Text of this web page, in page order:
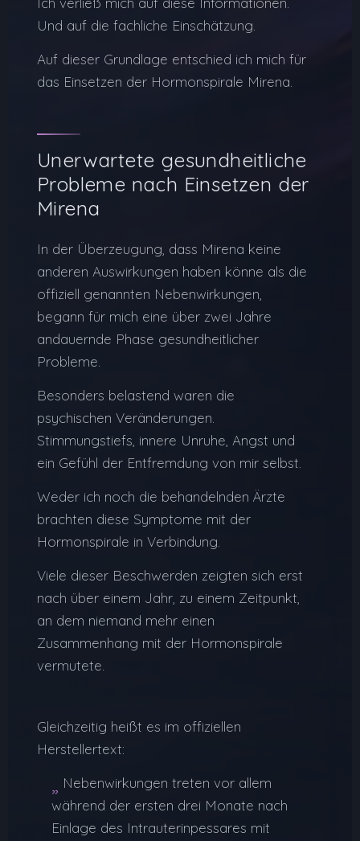
Und auf die fachliche Einschätzung.
Auf dieser Grundlage entschied ich mich für
das Einsetzen der Hormonspirale Mirena.
Unerwartete gesundheitliche
Probleme nach Einsetzen der
Mirena
In der Überzeugung, dass Mirena keine
anderen Auswirkungen haben könne als die
offiziell genannten Nebenwirkungen,
begann für mich eine über zwei Jahre
andauernde Phase gesundheitlicher
Probleme.
Besonders belastend waren die
psychischen Veränderungen.
Stimmungstiefs, innere Unruhe, Angst und
ein Gefühl der Entfremdung von mir selbst.
Weder ich noch die behandelnden Ärzte
brachten diese Symptome mit der
Hormonspirale in Verbindung.
Viele dieser Beschwerden zeigten sich erst
nach über einem Jahr, zu einem Zeitpunkt,
an dem niemand mehr einen
Zusammenhang mit der Hormonspirale
vermutete.
Gleichzeitig heißt es im offiziellen
Herstellertext:
„ Nebenwirkungen treten vor allem
während der ersten drei Monate nach
Einlage des Intrauterinpessares mit